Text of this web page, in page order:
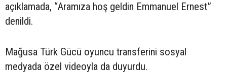
açıklamada, “Aramıza hoş geldin Emmanuel Ernest”
denildi.
Mağusa Türk Gücü oyuncu transferini sosyal
medyada özel videoyla da duyurdu.